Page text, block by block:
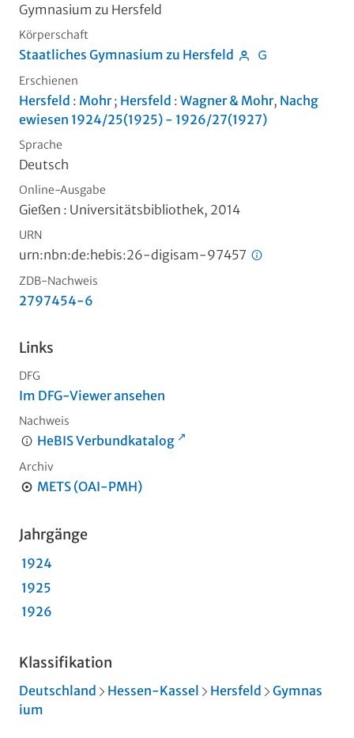
Gymnasium zu Hersfeld
Körperschaft
Staatliches Gymnasium zu Hersfeld
Erschienen
Hersfeld : Mohr; Hersfeld : Wagner & Mohr, Nachg
ewiesen 1924/25(1925) - 1926/27(1927)
Sprache
Deutsch
Online-Ausgabe
Gießen : Universitätsbibliothek, 2014
URN
urn:nbn:de:hebis:26-digisam-97457
ZDB-Nachweis
2797454-6
Links
DFG
Im DFG-Viewer ansehen
Nachweis
HeBIS Verbundkatalog
Archiv
METS (OAI-PMH)
Jahrgänge
1924
1925
1926
Klassifikation
Deutschland Hessen-Kassel Hersfeld
Gymnas
ium